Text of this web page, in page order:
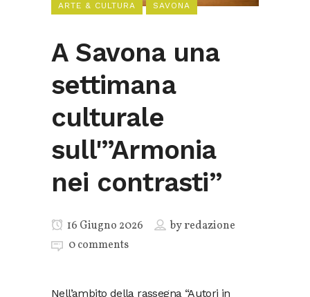
ARTE & CULTURA SAVONA
A Savona una
settimana
culturale
sull'”Armonia
nei contrasti”
16 Giugno 2026 byredazione
0 comments
Nell’ambito della rassegna “Autori in